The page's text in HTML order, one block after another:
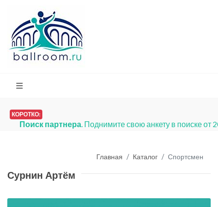
КОРОТКО:
Поиск партнера. Поднимите свою анкету в поиске от
Главная Каталог Спортсмен
Сурнин Артём